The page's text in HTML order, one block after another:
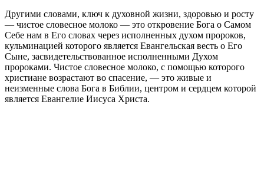
Другими словами, ключ к духовной жизни, здоровью и росту
— чистое словесное молоко — это откровение Бога о Самом
Себе нам в Его словах через исполненных духом пророков,
кульминацией которого является Евангельская весть о Его
Сыне, засвидетельствованное исполненными Духом
пророками. Чистое словесное молоко, с помощью которого
христиане возрастают во спасение, — это живые и
неизменные слова Бога в Библии, центром и сердцем которой
является Евангелие Иисуса Христа.